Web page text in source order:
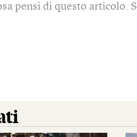
pensi di questo articolo.